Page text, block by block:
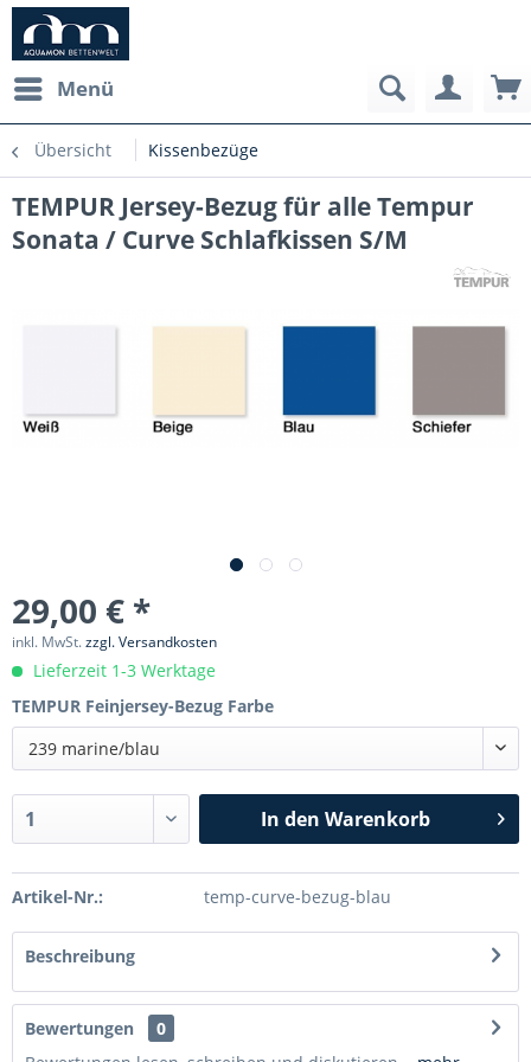
Menü
Übersicht Kissenbezüge
TEMPUR Jersey-Bezug für alle Tempur
Sonata / Curve Schlafkissen S/M
29,00 € *
inkl. MwSt.zzgl. Versandkosten
Lieferzeit 1-3 Werktage
TEMPUR Feinjersey-Bezug Farbe
239 marine/blau
In den Warenkorb
Artikel-Nr.: temp-curve-bezug-blau
Beschreibung
Bewertungen
0